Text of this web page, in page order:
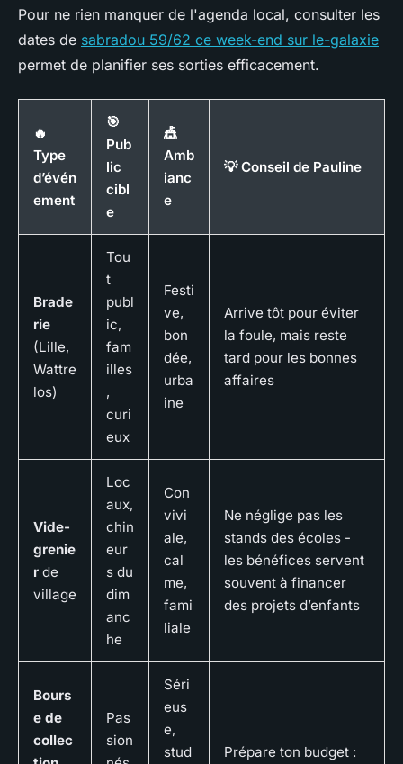
Pour ne rien manquer de l'agenda local, consulter les
dates de sabradou 59/62 ce week-end sur le-galaxie
permet de planifier ses sorties efficacement.
🔥
Type
d’évén
ement
🎯
Pub
lic
cibl
e
🎪
Amb
ianc
e
💡 Conseil de Pauline
Brade
rie
(Lille,
Wattre
los)
Tou
t
publ
ic,
fam
illes
,
curi
eux
Festi
ve,
bon
dée,
urba
ine
Arrive tôt pour éviter
la foule, mais reste
tard pour les bonnes
affaires
Vide-
grenie
r de
village
Loc
aux,
chin
eur
s du
dim
anc
he
Con
vivi
ale,
cal
me,
fami
liale
Ne néglige pas les
stands des écoles -
les bénéfices servent
souvent à financer
des projets d’enfants
Bours
e de
collec
Pas
sion
Séri
eus
e,
stud
Prépare ton budget :